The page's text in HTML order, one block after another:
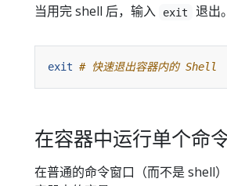
当用完 shell 后，输入 exit 退出。
exit # 快速退出容器内的 Shell
在容器中运行单个命
在普通的命令窗口（而不是 shell